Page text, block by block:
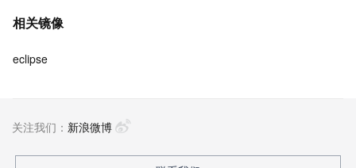
相关镜像
eclipse
关注我们： 新浪微博